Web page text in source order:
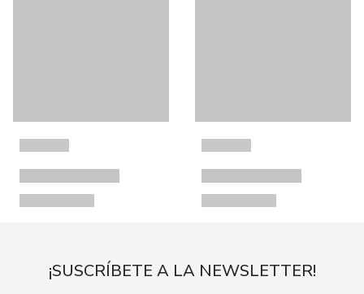
¡SUSCRÍBETE A LA NEWSLETTER!